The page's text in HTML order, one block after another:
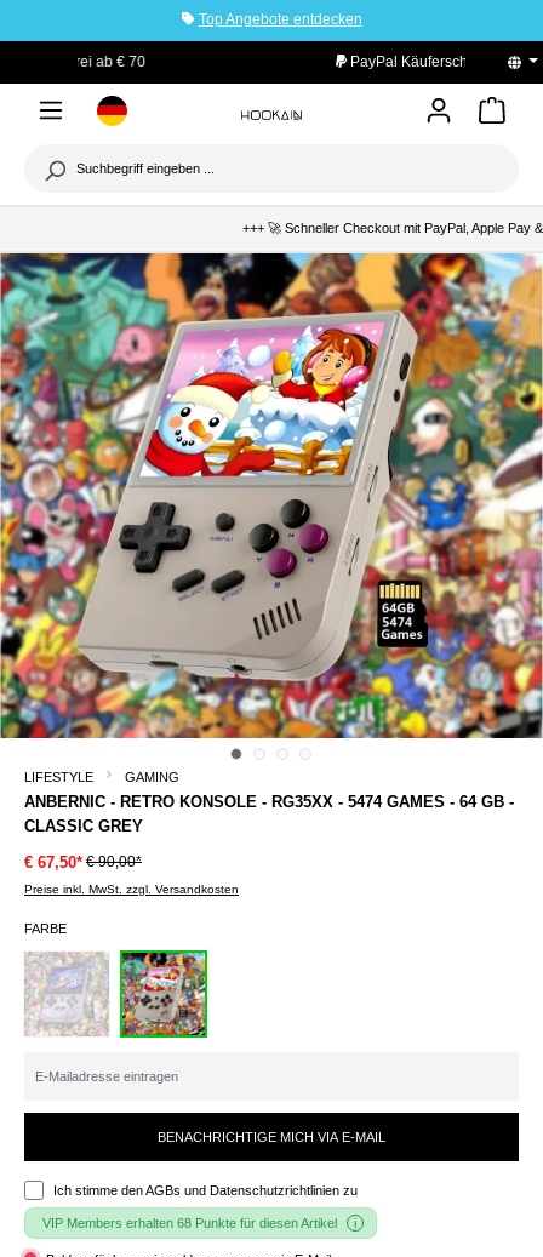
Top Angebote entdecken
PayPal Käuferschutz
+++ 🚀 Schneller Checkout mit PayPal, Apple Pay &
LIFESTYLE GAMING
ANBERNIC - RETRO KONSOLE - RG35XX - 5474 GAMES - 64 GB -
CLASSIC GREY
€ 67,50* € 90,00*
Preise inkl. MwSt. zzgl. Versandkosten
FARBE
BENACHRICHTIGE MICH VIA E-MAIL
Ich stimme denAGBs und Datenschutzrichtlinien zu
VIP Members erhalten 68 Punkte für diesen Artikel